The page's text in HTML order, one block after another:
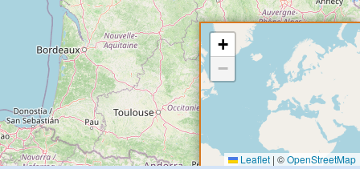
Vous pouvez passer le test TAGE 2 lors d'une session
organisée par la FNEGE.
Contact pour toute information :international@fnege.fr
Les frais d'inscription pour les sessions FNEGE se déroulant à
l'étranger sont de 130€.
Leaflet | ©OpenStreetMap
+
−
Leaflet | ©OpenStreetMap